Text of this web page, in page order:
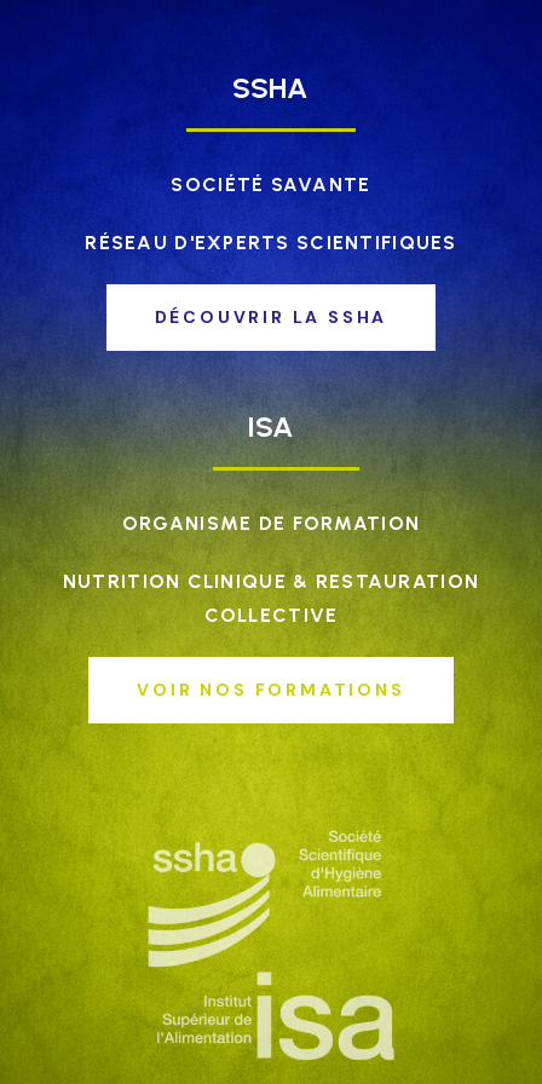
SSHA
SOCIÉTÉ SAVANTE
RÉSEAU D'EXPERTS SCIENTIFIQUES
DÉCOUVRIR LA SSHA
ISA
ORGANISME DE FORMATION
NUTRITION CLINIQUE & RESTAURATION
COLLECTIVE
VOIR NOS FORMATIONS